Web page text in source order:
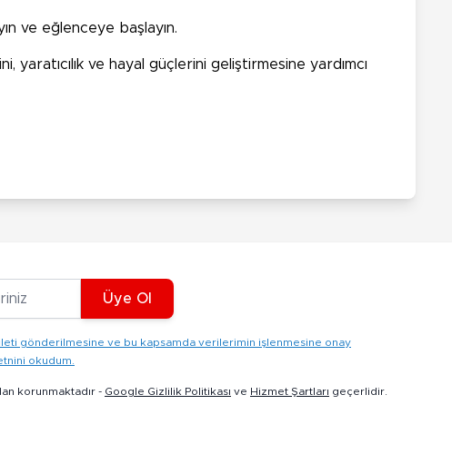
ve eğlenceye başlayın.
yaratıcılık ve hayal güçlerini geliştirmesine yardımcı
Üye Ol
gönderilmesine ve bu kapsamda verilerimin işlenmesine onay
okudum.
korunmaktadır - Google Gizlilik Politikası ve Hizmet Şartları geçerlidir.